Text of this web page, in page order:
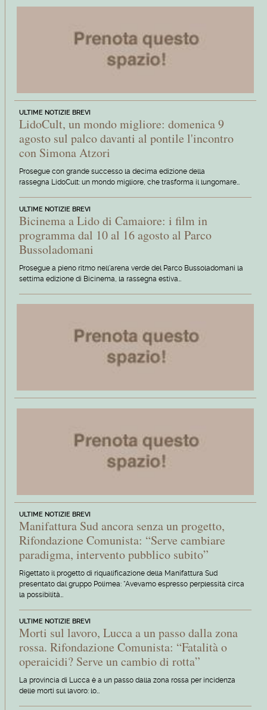
ULTIME NOTIZIE BREVI
LidoCult, un mondo migliore: domenica 9
agosto sul palco davanti al pontile l'incontro
con Simona Atzori
Prosegue con grande successo la decima edizione della
rassegna LidoCult: un mondo migliore, che trasforma il lungomare…
ULTIME NOTIZIE BREVI
Bicinema a Lido di Camaiore: i film in
programma dal 10 al 16 agosto al Parco
Bussoladomani
Prosegue a pieno ritmo nell'arena verde del Parco Bussoladomani la
settima edizione di Bicinema, la rassegna estiva…
ULTIME NOTIZIE BREVI
Manifattura Sud ancora senza un progetto,
Rifondazione Comunista: “Serve cambiare
paradigma, intervento pubblico subito”
Rigettato il progetto di riqualificazione della Manifattura Sud
presentato dal gruppo Polimea: “Avevamo espresso perplessità circa
la possibilità…
ULTIME NOTIZIE BREVI
Morti sul lavoro, Lucca a un passo dalla zona
rossa. Rifondazione Comunista: “Fatalità o
operaicidi? Serve un cambio di rotta”
La provincia di Lucca è a un passo dalla zona rossa per incidenza
delle morti sul lavoro: lo…